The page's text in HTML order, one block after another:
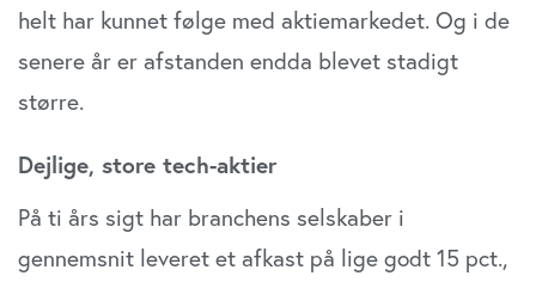
sociale medier, annonceringspartnere og
analysepartnere. Vores partnere kan kombinere disse
anvende vores hjemmeside.
helt har kunnet følge med aktiemarkedet. Og i de
senere år er afstanden endda blevet stadigt
større.
Dejlige, store tech-aktier
På ti års sigt har branchens selskaber i
gennemsnit leveret et afkast på lige godt 15 pct.,